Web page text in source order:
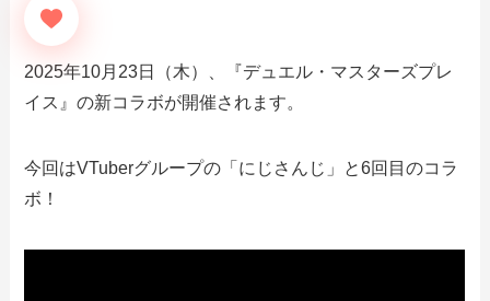
2025年10月23日（木）、『デュエル・マスターズプレ
イス』の新コラボが開催されます。
今回はVTuberグループの「にじさんじ」と6回目のコラ
ボ！